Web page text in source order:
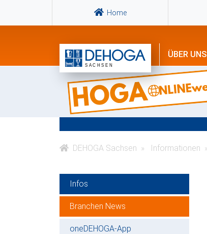
Home
ÜBER UNS
DEHOGA Sachsen Informationen
Infos
Branchen News
oneDEHOGA-App